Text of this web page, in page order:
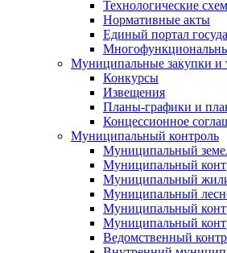
Технологические
Нормативные акты
Единый портал
Муниципальные закупки и
Конкурсы
Извещения
Планы-графики и
Концессионное
Муниципальный контроль
Муниципальный
Муниципальный
Муниципальный
Муниципальный
Муниципальный
Муниципальный
Ведомственный